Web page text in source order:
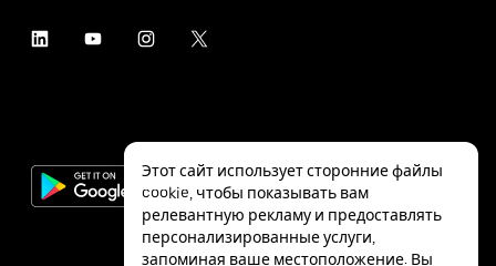
Этот сайт использует сторонние файлы
cookie, чтобы показывать вам
релевантную рекламу и предоставлять
персонализированные услуги,
запоминая ваше местоположение. Вы